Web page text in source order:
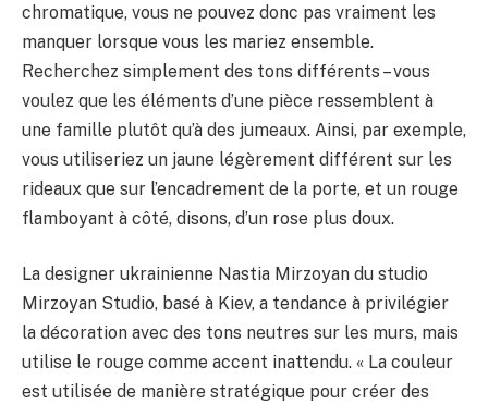
chromatique, vous ne pouvez donc pas vraiment les
manquer lorsque vous les mariez ensemble.
Recherchez simplement des tons différents – vous
voulez que les éléments d’une pièce ressemblent à
une famille plutôt qu’à des jumeaux. Ainsi, par exemple,
vous utiliseriez un jaune légèrement différent sur les
rideaux que sur l’encadrement de la porte, et un rouge
flamboyant à côté, disons, d’un rose plus doux.
La designer ukrainienne Nastia Mirzoyan du studio
Mirzoyan Studio, basé à Kiev, a tendance à privilégier
la décoration avec des tons neutres sur les murs, mais
utilise le rouge comme accent inattendu. « La couleur
est utilisée de manière stratégique pour créer des